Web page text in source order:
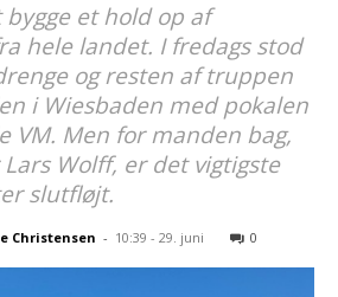
bygge et hold op af
hele landet. I fredags stod
og resten af truppen
i Wiesbaden med pokalen
VM. Men for manden bag,
Wolff, er det vigtigste
slutfløjt.
Christensen - 10:39 - 29. juni 0